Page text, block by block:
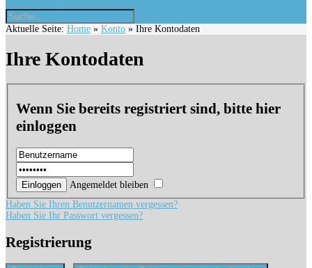
Aktuelle Seite: Home » Konto » Ihre Kontodaten
Ihre Kontodaten
Wenn Sie bereits registriert sind, bitte hier
einloggen
Angemeldet bleiben
Haben Sie Ihren Benutzernamen vergessen?
Haben Sie Ihr Passwort vergessen?
Registrierung